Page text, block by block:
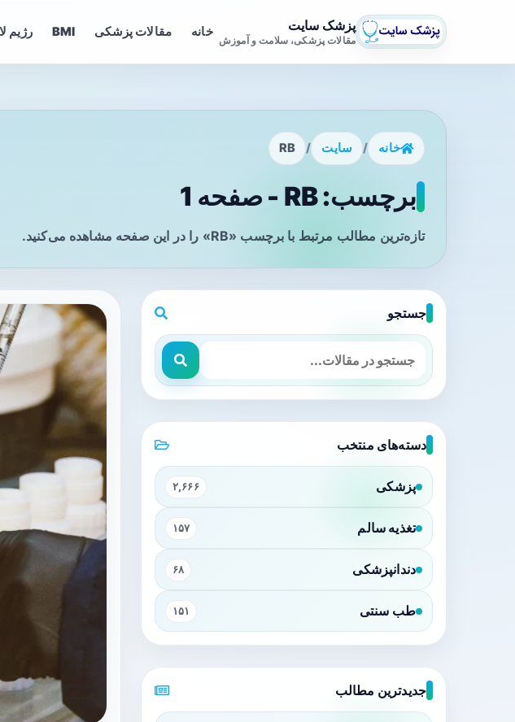
پزشک سایت
مقالات پزشکی، سلامت و آموزش
خانه مقالات پزشکی BMI رژیم
خانه / سایت /
RB
برچسب: RB - صفحه 1
تازه‌ترین مطالب مرتبط با برچسب «RB» را در این صفحه مشاهده می‌کنید.
جستجو
دسته‌های منتخب
پزشکی ۲,۶۶۶
تغذیه سالم ۱۵۷
دندانپزشکی ۶۸
طب سنتی ۱۵۱
جدیدترین مطالب